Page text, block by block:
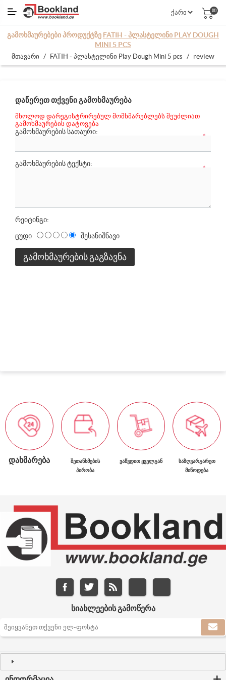
(0)
ᲒᲐᲛᲝᲮᲛᲐᲣᲠᲔᲑᲔᲑᲘ ᲞᲠᲝᲓᲣᲥᲢᲖᲔ FATIH - ᲞᲚᲐᲡᲢᲔᲚᲘᲜᲘ PLAY DOUGH
MINI 5 PCS
მთავარი / FATIH - პლასტელინი Play Dough Mini 5 pcs / review
ᲓᲐᲬᲔᲠᲔᲗ ᲗᲥᲕᲔᲜᲘ ᲒᲐᲛᲝᲮᲛᲐᲣᲠᲔᲑᲐ
მხოლოდ დარეგისტრირებულ მომხმარებლებს შეუძლიათ
გამოხმაურების დატოვება
ᲒᲐᲛᲝᲮᲛᲐᲣᲠᲔᲑᲘᲡ ᲡᲐᲗᲐᲣᲠᲘ:
*
ᲒᲐᲛᲝᲮᲛᲐᲣᲠᲔᲑᲘᲡ ᲢᲔᲥᲡᲢᲘ:
*
რეიტინგი:
ცუდი
შესანიშნავი
ᲒᲐᲛᲝᲮᲛᲐᲣᲠᲔᲑᲘᲡ ᲒᲐᲒᲖᲐᲕᲜᲐ
ᲓᲐᲮᲛᲐᲠᲔᲑᲐ
ᲨᲔᲗᲐᲜᲮᲛᲔᲑᲘᲡ
ᲞᲘᲠᲝᲑᲐ
ᲕᲐᲬᲕᲓᲘᲗ ᲧᲕᲔᲚᲒᲐᲜ
ᲡᲐᲖᲦᲕᲐᲠᲒᲐᲠᲔᲗ
ᲛᲘᲬᲝᲓᲔᲑᲐ
ᲡᲘᲐᲮᲚᲔᲔᲑᲘᲡ ᲒᲐᲛᲝᲬᲔᲠᲐ